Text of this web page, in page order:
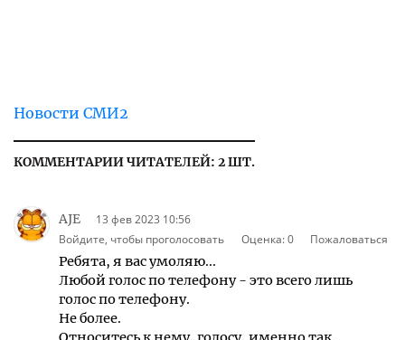
Новости СМИ2
КОММЕНТАРИИ ЧИТАТЕЛЕЙ: 2 ШТ.
AJE
13 фев 2023 10:56
Войдите, чтобы проголосовать
Оценка:0 Пожаловаться
Ребята, я вас умоляю...
Любой голос по телефону - это всего лишь
голос по телефону.
Не более.